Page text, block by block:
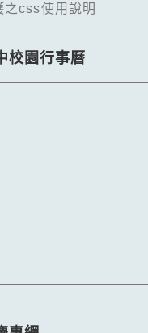
之css使用說明
校園行事曆